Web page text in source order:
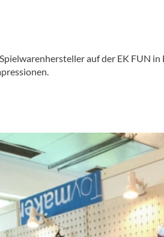
auf der EK FUN in